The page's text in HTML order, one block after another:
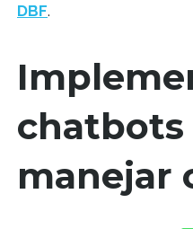
DBF.
manejar